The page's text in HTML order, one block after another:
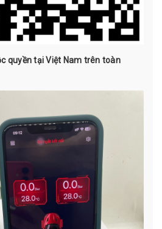
quyền tại Việt Nam trên toàn